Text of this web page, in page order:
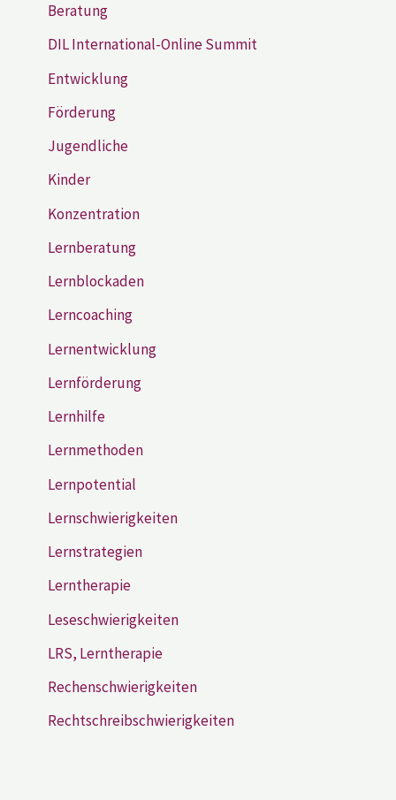
Beratung
DIL International-Online Summit
Entwicklung
Förderung
Jugendliche
Kinder
Konzentration
Lernberatung
Lernblockaden
Lerncoaching
Lernentwicklung
Lernförderung
Lernhilfe
Lernmethoden
Lernpotential
Lernschwierigkeiten
Lernstrategien
Lerntherapie
Leseschwierigkeiten
LRS, Lerntherapie
Rechenschwierigkeiten
Rechtschreibschwierigkeiten